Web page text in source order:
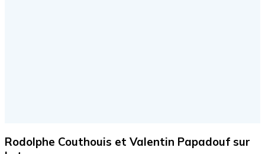
Rodolphe Couthouis et Valentin Papadouf sur